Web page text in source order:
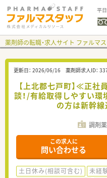
平
薬剤師の転職・求人サイト ファルマ
更新日： 2026/06/16 薬剤師求人ID：
【上北郡七戸町】≪正
談！/有給取得しやすい
の方は新幹
調剤
この求人に
問い合わせる
土日休み(相談可含む) 未経